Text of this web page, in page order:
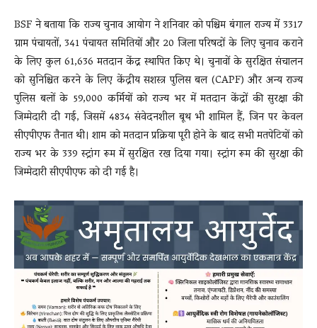
BSF ने बताया कि राज्य चुनाव आयोग ने शनिवार को पश्चिम बंगाल राज्य में 3317
ग्राम पंचायतों, 341 पंचायत समितियों और 20 जिला परिषदों के लिए चुनाव कराने
के लिए कुल 61,636 मतदान केंद्र स्थापित किए थे। चुनावों के सुरक्षित संचालन
को सुनिश्चित करने के लिए केंद्रीय सशस्त्र पुलिस बल (CAPF) और अन्य राज्य
पुलिस बलों के 59,000 कर्मियों को राज्य भर में मतदान केंद्रों की सुरक्षा की
जिम्मेदारी दी गई, जिसमें 4834 संवेदनशील बूथ भी शामिल हैं, जिन पर केवल
सीएपीएफ तैनात थी। शाम को मतदान प्रक्रिया पूरी होने के बाद सभी मतपेटियों को
राज्य भर के 339 स्ट्रांग रूम में सुरक्षित रख दिया गया। स्ट्रांग रूम की सुरक्षा की
जिम्मेदारी सीएपीएफ को दी गई है।